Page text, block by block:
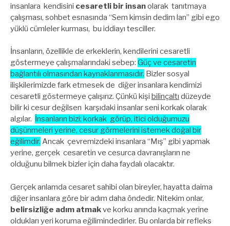
insanlara kendisini cesaretli bir insanolarak tanıtmaya
çalışması, sohbet esnasında “Sem kimsin dedim lan” gibi ego
yüklü cümleler kurması, bu iddiayı tesciller.
İnsanların, özellikle de erkeklerin, kendilerini cesaretli
göstermeye çalışmalarındaki sebep: Güç ve cesaretin
bağlantılı olmasından kaynaklanmasıdır. Bizler sosyal
ilişkilerimizde fark etmesek de diğer insanlara kendimizi
cesaretli göstermeye çalışırız. Çünkü kişi bilinçaltı düzeyde
bilir ki cesur değilsen karşıdaki insanlar seni korkak olarak
algılar.
İnsanların bizi; korkak görüp, itici olduğumuzu
düşünmeleri yerine, cesur görmelerini istemek doğal bir
eğilimdir. Ancak çevremizdeki insanlara “Mış” gibi yapmak
yerine, gerçek cesaretin ve cesurca davranışların ne
olduğunu bilmek bizler için daha faydalı olacaktır.
Gerçek anlamda cesaret sahibi olan bireyler, hayatta daima
diğer insanlara göre bir adım daha öndedir. Nitekim onlar,
belirsizliğe adım atmakve korku anında kaçmak yerine
oldukları yeri koruma eğilimindedirler. Bu onlarda bir refleks